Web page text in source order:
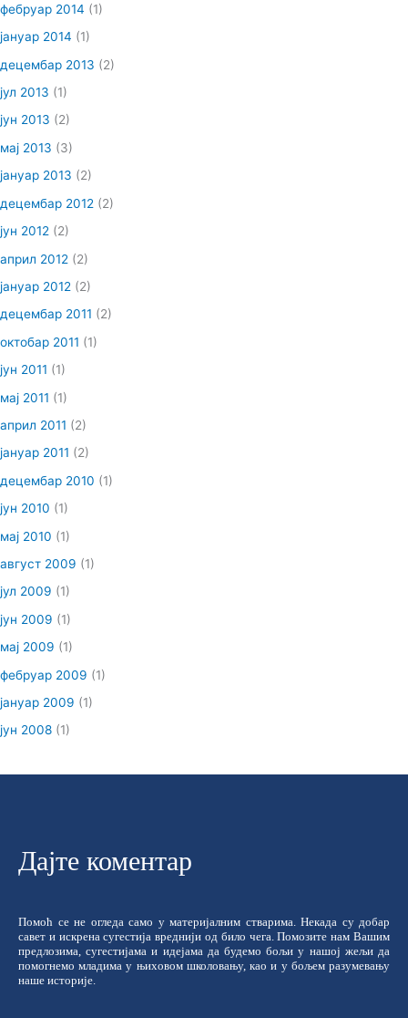
фебруар 2014 (1)
јануар 2014 (1)
децембар 2013 (2)
јул 2013 (1)
јун 2013 (2)
мај 2013 (3)
јануар 2013 (2)
децембар 2012 (2)
јун 2012 (2)
април 2012 (2)
јануар 2012 (2)
децембар 2011 (2)
октобар 2011 (1)
јун 2011 (1)
мај 2011 (1)
април 2011 (2)
јануар 2011 (2)
децембар 2010 (1)
јун 2010 (1)
мај 2010 (1)
август 2009 (1)
јул 2009 (1)
јун 2009 (1)
мај 2009 (1)
фебруар 2009 (1)
јануар 2009 (1)
јун 2008 (1)
Дајте коментар
Помоћ се не огледа само у материјалним стварима. Некада су добар
савет и искрена сугестија вреднији од било чега. Помозите нам Вашим
предлозима, сугестијама и идејама да будемо бољи у нашој жељи да
помогнемо младима у њиховом школовању, као и у бољем разумевању
наше историје.